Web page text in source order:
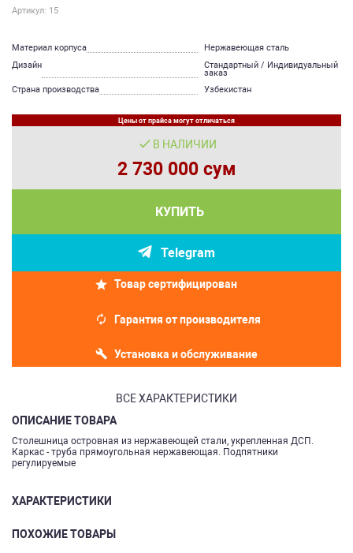
Артикул: 15
Материал корпуса
Нержавеющая сталь
Дизайн
Стандартный / Индивидуальный
заказ
Страна производства
Узбекистан
Цены от прайса могут отличаться
В НАЛИЧИИ
2 730 000 сум
КУПИТЬ
Telegram
Товар сертифицирован
Гарантия от производителя
Установка и обслуживание
ВСЕ ХАРАКТЕРИСТИКИ
ОПИСАНИЕ ТОВАРА
Столешница островная из нержавеющей стали, укрепленная ДСП.
Каркас - труба прямоугольная нержавеющая. Подпятники
регулируемые
ХАРАКТЕРИСТИКИ
ПОХОЖИЕ ТОВАРЫ